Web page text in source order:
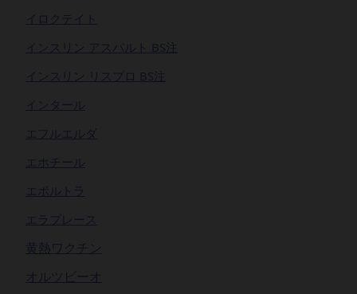
イロクテイト
インスリン アスパルト BS注
インスリン リスプロ BS注
インタール
エフルエルダ
エホチール
エボルトラ
エラプレース
黄熱ワクチン
オルツビーオ